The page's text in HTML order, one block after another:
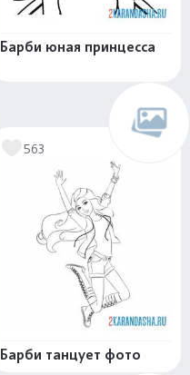
Барби юная принцесса
563
Барби танцует фото